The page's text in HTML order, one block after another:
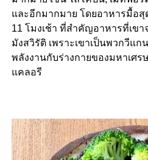
และอีกมากมาย โดยอาหารมื้อ
11 โมงเช้า ที่สำคัญอาหารที่เขา
มังสวิรัติ เพราะเขาเป็นพวกวีแก
พลังงานกับร่างกายของมหาเศร
แคลอรี